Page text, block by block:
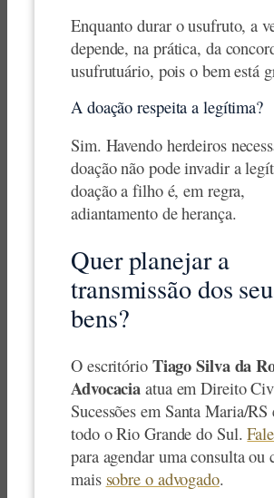
Enquanto durar o usufruto, a
depende, na prática, da
usufrutuário, pois o bem está
A doação respeita a legítima?
Sim. Havendo herdeiros
doação não pode invadir a
doação a filho é, em regra,
adiantamento de herança.
Quer planejar a
transmissão dos
bens?
O escritório Tiago Silva da
Advocacia atua em Direito
Sucessões em Santa Maria/RS
todo o Rio Grande do Sul.
para agendar uma consulta ou
mais sobre o advogado.